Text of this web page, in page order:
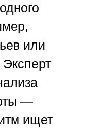
или
—
ищет